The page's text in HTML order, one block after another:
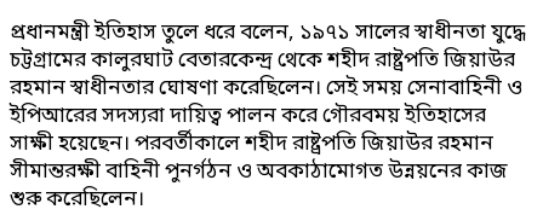
প্রধানমন্ত্রী ইতিহাস তুলে ধরে বলেন, ১৯৭১ সালের স্বাধীনতা যুদ্ধে
চট্টগ্রামের কালুরঘাট বেতারকেন্দ্র থেকে শহীদ রাষ্ট্রপতি জিয়াউর
রহমান স্বাধীনতার ঘোষণা করেছিলেন। সেই সময় সেনাবাহিনী ও
ইপিআরের সদস্যরা দায়িত্ব পালন করে গৌরবময় ইতিহাসের
সাক্ষী হয়েছেন। পরবর্তীকালে শহীদ রাষ্ট্রপতি জিয়াউর রহমান
সীমান্তরক্ষী বাহিনী পুনর্গঠন ও অবকাঠামোগত উন্নয়নের কাজ
শুরু করেছিলেন।